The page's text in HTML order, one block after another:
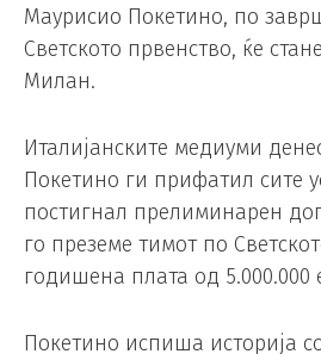
Маурисио Покетино, по
Светското првенство, ќе
Милан.
Италијанските медиуми
Покетино ги прифатил сите
постигнал прелиминарен
го преземе тимот по
годишена плата од 5.000.000
Покетино испиша историја